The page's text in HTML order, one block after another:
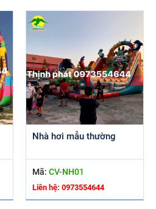
Nhà hơi mẫu thường
Mã: CV-NH01
Liên hệ: 0973554644